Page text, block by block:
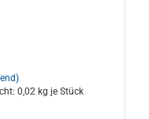
mm - 5,0 mm sein!
0,02 kg je Stück